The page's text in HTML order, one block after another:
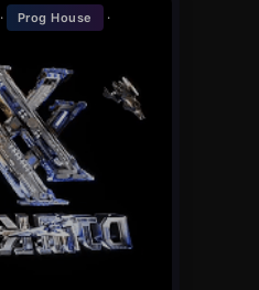
· Prog House ·